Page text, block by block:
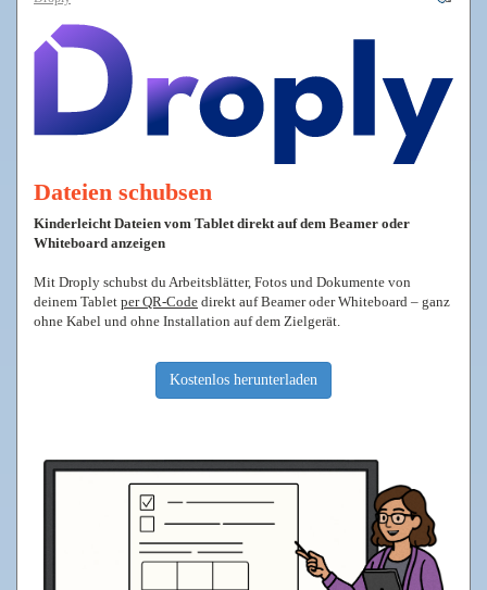
Dateien schubsen
Kinderleicht Dateien vom Tablet direkt auf dem Beamer oder
Whiteboard anzeigen
Mit Droply schubst du Arbeitsblätter, Fotos und Dokumente von
deinem Tablet per QR-Code direkt auf Beamer oder Whiteboard – ganz
ohne Kabel und ohne Installation auf dem Zielgerät.
Kostenlos herunterladen